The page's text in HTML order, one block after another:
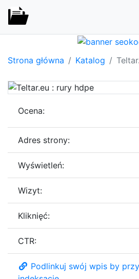
Strona główna Katalog
Ocena:
Adres strony:
Wyświetleń:
Wizyt:
Kliknięć:
CTR:
Podlinkuj swój wpis by